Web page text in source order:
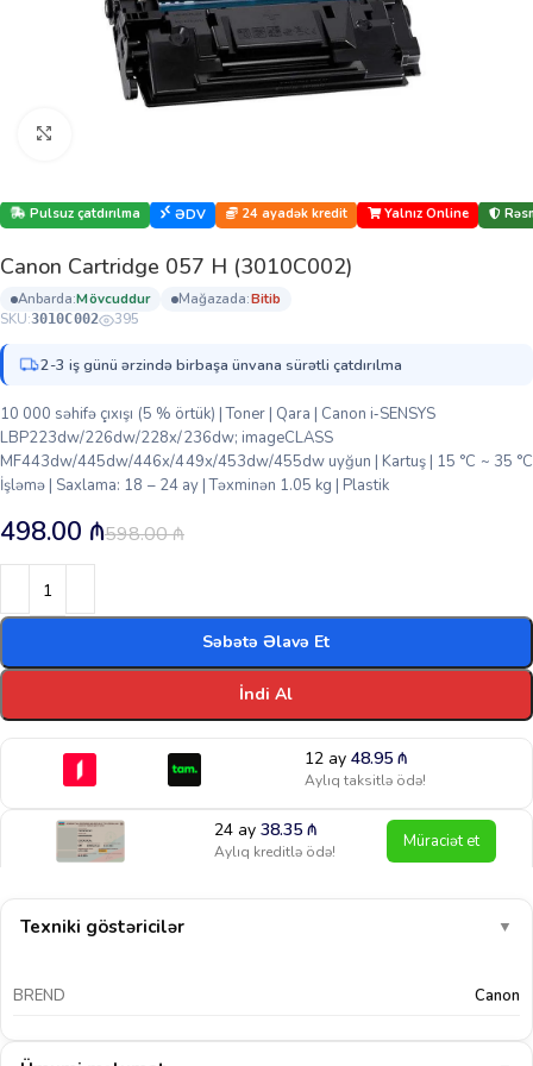
Pulsuz çatdırılma ƏDV 24 ayadək kredit Yalnız Online
Canon Cartridge 057 H (3010C002)
anbarda: mövcuddur mağazada:
bi̇ti̇b
SKU:3010C002 395
2-3 iş günü ərzində birbaşa ünvana sürətli çatdırılma
10 000 səhifə çıxışı (5 % örtük) | Toner | Qara | Canon i‑SENSYS
LBP223dw/226dw/228x/236dw; imageCLASS
MF443dw/445dw/446x/449x/453dw/455dw uyğun | Kartuş | 15 °C ~ 35 °C
İşləmə | Saxlama: 18 – 24 ay | Təxminən 1.05 kg | Plastik
598.00₼
498.00 ₼
Səbətə Əlavə Et
İndi Al
12 ay 48.95 ₼
Aylıq taksitlə ödə!
24 ay38.35₼
Aylıq kreditlə ödə! Müraciət et
Texniki göstəricilər ▼
BREND Canon